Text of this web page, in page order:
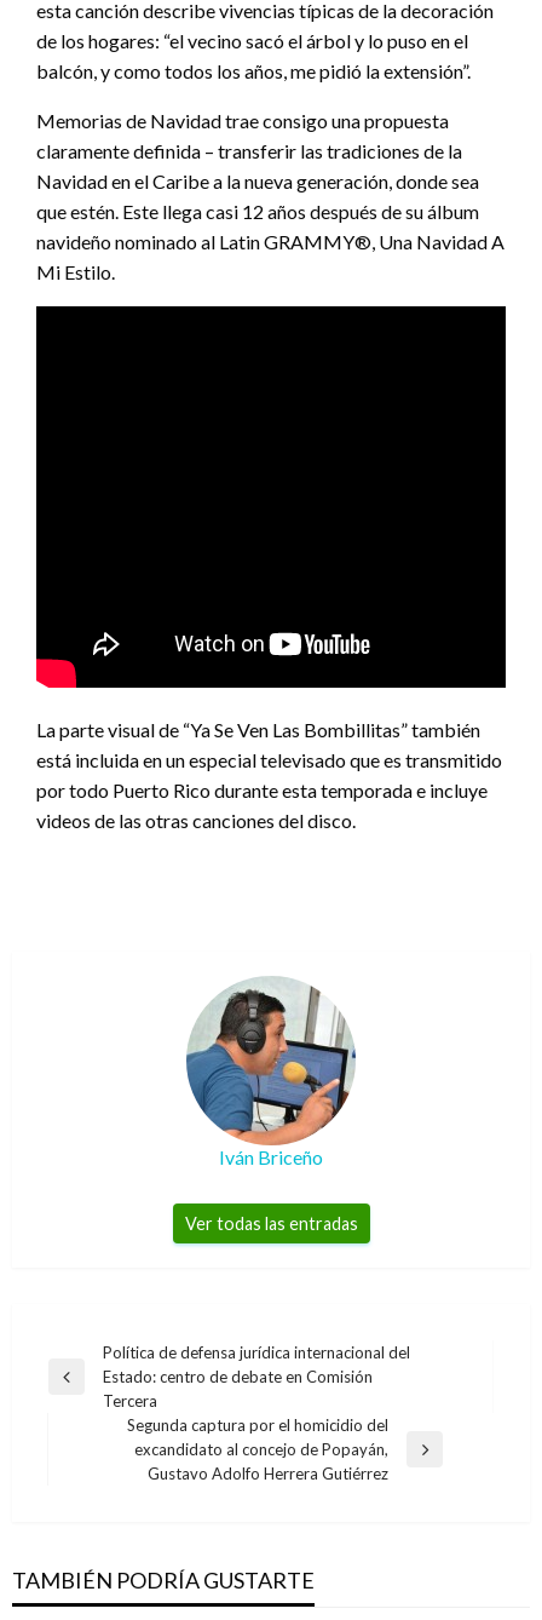
esta canción describe vivencias típicas de la decoración
de los hogares: “el vecino sacó el árbol y lo puso en el
balcón, y como todos los años, me pidió la extensión”.
Memorias de Navidad trae consigo una propuesta
claramente definida – transferir las tradiciones de la
Navidad en el Caribe a la nueva generación, donde sea
que estén. Este llega casi 12 años después de su álbum
navideño nominado al Latin GRAMMY®, Una Navidad A
Mi Estilo.
La parte visual de “Ya Se Ven Las Bombillitas” también
está incluida en un especial televisado que es transmitido
por todo Puerto Rico durante esta temporada e incluye
videos de las otras canciones del disco.
Iván Briceño
Ver todas las entradas
Navegación
de
entradas
Entrada
Política de defensa jurídica internacional del
Estado: centro de debate en Comisión
Tercera
Segunda captura por el homicidio del
excandidato al concejo de Popayán,
Gustavo Adolfo Herrera Gutiérrez
TAMBIÉN PODRÍA GUSTARTE
un cáncer en Suiza
Andres Felipe Gama martes mayo 23, 2017